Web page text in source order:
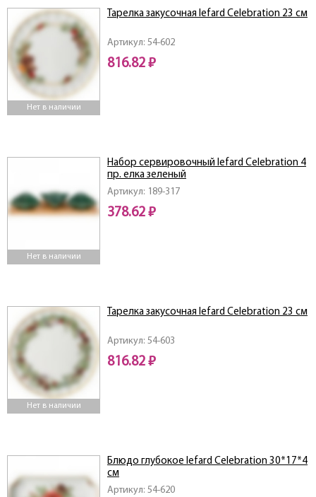
Нет в наличии
Артикул: 54-602
Тарелка закусочная lefard Celebration 23 см
816.82 ₽
Нет в наличии
Артикул: 189-317
Набор сервировочный lefard Celebration 4
пр. елка зеленый
378.62 ₽
Нет в наличии
Артикул: 54-603
Тарелка закусочная lefard Celebration 23 см
816.82 ₽
Артикул: 54-620
Блюдо глубокое lefard Celebration 30*17*4
см